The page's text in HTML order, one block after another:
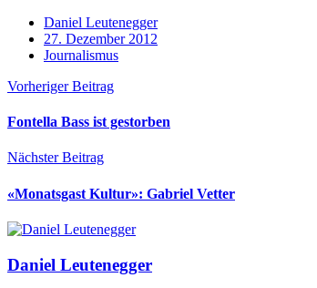
Daniel Leutenegger
27. Dezember 2012
Journalismus
Vorheriger Beitrag
Fontella Bass ist gestorben
Nächster Beitrag
«Monatsgast Kultur»: Gabriel Vetter
Daniel Leutenegger